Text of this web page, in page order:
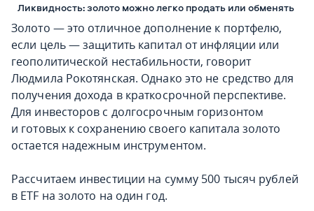
Ликвидность: золото можно легко продать или обменять
Золото — это отличное дополнение к портфелю,
если цель — защитить капитал от инфляции или
геополитической нестабильности, говорит
Людмила Рокотянская. Однако это не средство для
получения дохода в краткосрочной перспективе.
Для инвесторов с долгосрочным горизонтом
и готовых к сохранению своего капитала золото
остается надежным инструментом.
Рассчитаем инвестиции на сумму 500 тысяч рублей
в ETF на золото на один год.